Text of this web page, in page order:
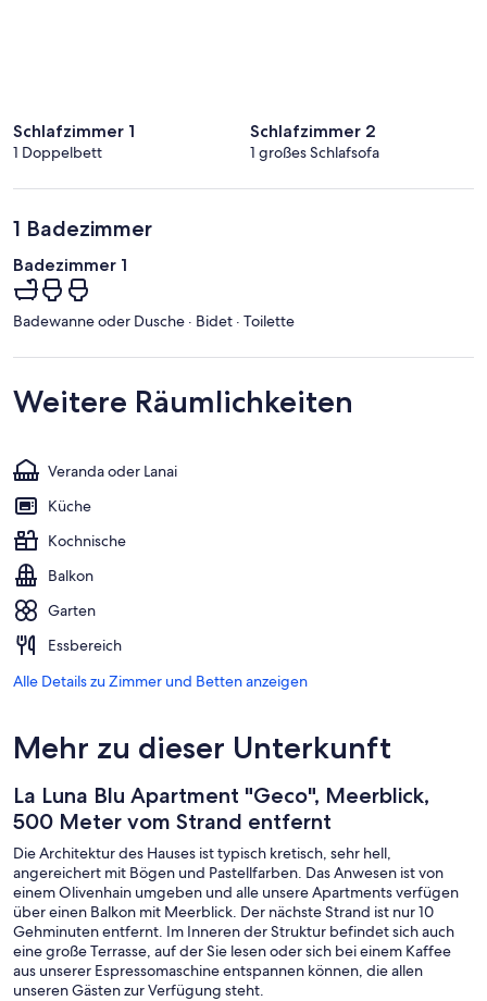
Schlafzimmer 1
1 Doppelbett
Schlafzimmer 2
1 großes Schlafsofa
1 Badezimmer
Badezimmer 1
Badewanne oder Dusche · Bidet · Toilette
Weitere Räumlichkeiten
Veranda oder Lanai
Küche
Kochnische
Balkon
Garten
Essbereich
Alle Details zu Zimmer und Betten anzeigen
Mehr zu dieser Unterkunft
La Luna Blu Apartment "Geco", Meerblick,
500 Meter vom Strand entfernt
Die Architektur des Hauses ist typisch kretisch, sehr hell,
angereichert mit Bögen und Pastellfarben. Das Anwesen ist von
einem Olivenhain umgeben und alle unsere Apartments verfügen
über einen Balkon mit Meerblick. Der nächste Strand ist nur 10
Gehminuten entfernt. Im Inneren der Struktur befindet sich auch
eine große Terrasse, auf der Sie lesen oder sich bei einem Kaffee
aus unserer Espressomaschine entspannen können, die allen
unseren Gästen zur Verfügung steht.